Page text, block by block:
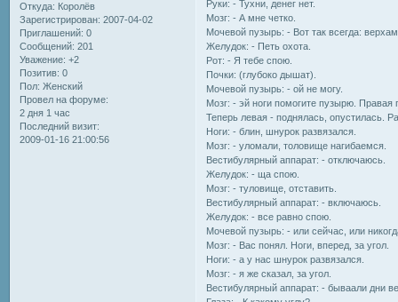
Откуда: Королёв
Зарегистрирован: 2007-04-02
Приглашений: 0
Сообщений: 201
Уважение: +2
Позитив: 0
Пол: Женский
Провел на форуме:
2 дня 1 час
Последний визит:
2009-01-16 21:00:56
Руки: - Тухни, денег нет.
Мозг: - А мне четко.
Мочевой пузырь: - Вот так всегда:
Желудок: - Петь охота.
Рот: - Я тебе спою.
Почки: (глубоко дышат).
Мочевой пузырь: - ой не могу.
Мозг: - эй ноги помогите пузырю. Правая
Теперь левая - поднялась, опустилась.
Ноги: - блин, шнурок развязался.
Мозг: - уломали, толовище нагибаемся.
Вестибулярный аппарат: - отключаюсь.
Желудок: - ща спою.
Мозг: - туловище, отставить.
Вестибулярный аппарат: - включаюсь.
Желудок: - все равно спою.
Мочевой пузырь: - или сейчас, или
Мозг: - Вас понял. Ноги, вперед, за угол.
Ноги: - а у нас шнурок развязался.
Мозг: - я же сказал, за угол.
Вестибулярный аппарат: - бываали дни